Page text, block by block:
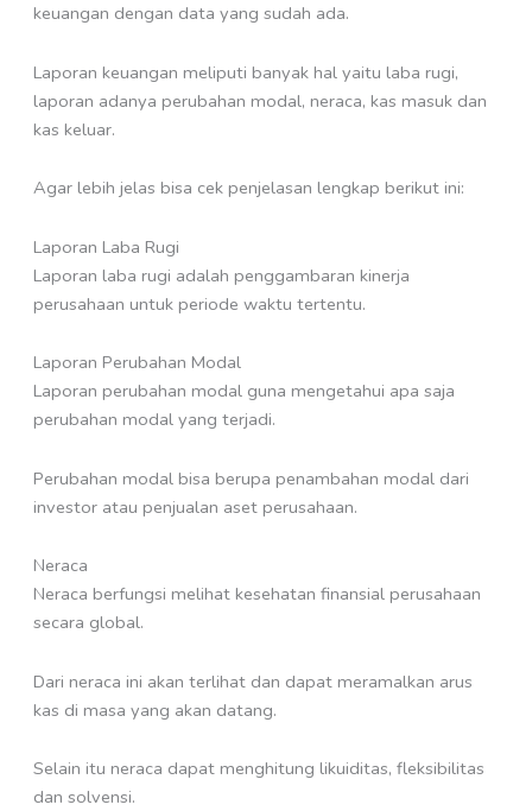
keuangan dengan data yang sudah ada.
Laporan keuangan meliputi banyak hal yaitu laba rugi,
laporan adanya perubahan modal, neraca, kas masuk dan
kas keluar.
Agar lebih jelas bisa cek penjelasan lengkap berikut ini:
Laporan Laba Rugi
Laporan laba rugi adalah penggambaran kinerja
perusahaan untuk periode waktu tertentu.
Laporan Perubahan Modal
Laporan perubahan modal guna mengetahui apa saja
perubahan modal yang terjadi.
Perubahan modal bisa berupa penambahan modal dari
investor atau penjualan aset perusahaan.
Neraca
Neraca berfungsi melihat kesehatan finansial perusahaan
secara global.
Dari neraca ini akan terlihat dan dapat meramalkan arus
kas di masa yang akan datang.
Selain itu neraca dapat menghitung likuiditas, fleksibilitas
dan solvensi.